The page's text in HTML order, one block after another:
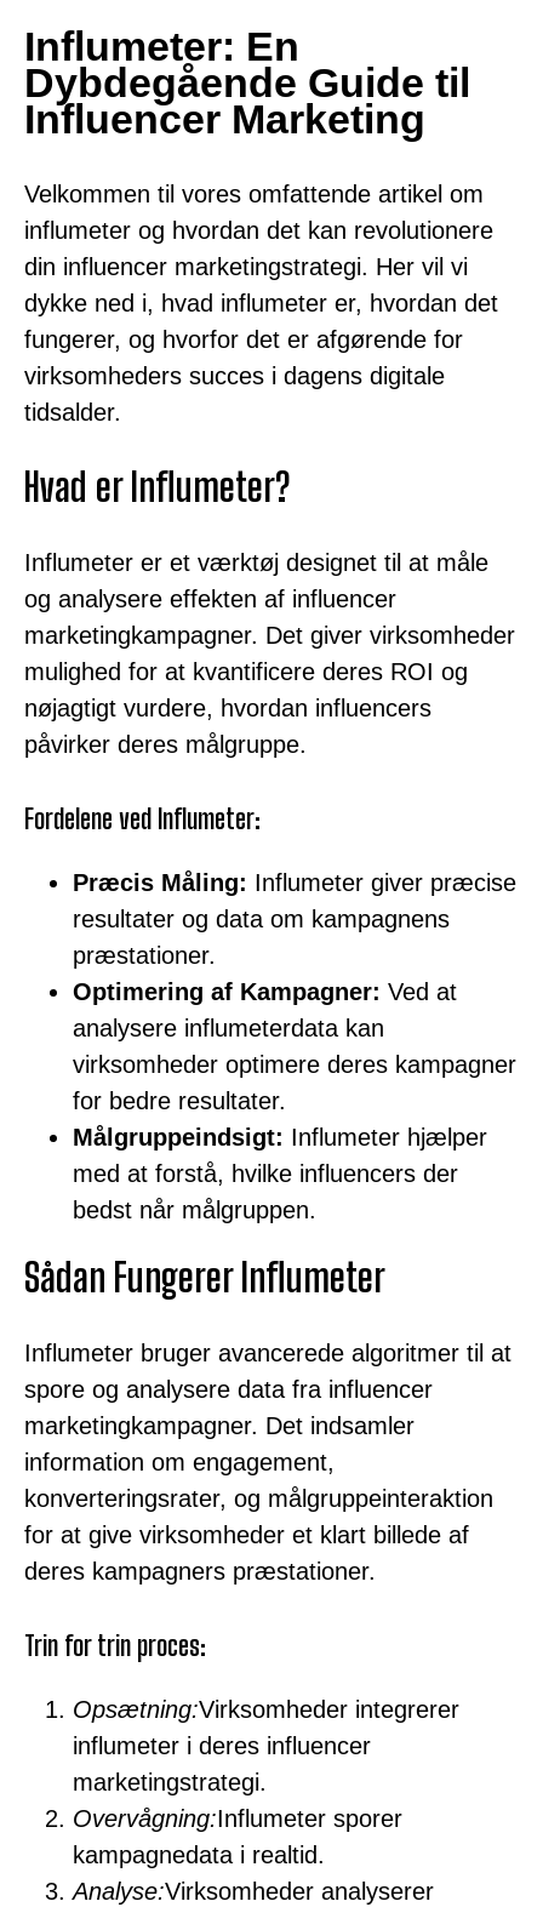
Influmeter: En
Dybdegående Guide til
Influencer Marketing
Velkommen til vores omfattende artikel om
influmeter og hvordan det kan revolutionere
din influencer marketingstrategi. Her vil vi
dykke ned i, hvad influmeter er, hvordan det
fungerer, og hvorfor det er afgørende for
virksomheders succes i dagens digitale
tidsalder.
Hvad er Influmeter?
Influmeter er et værktøj designet til at måle
og analysere effekten af influencer
marketingkampagner. Det giver virksomheder
mulighed for at kvantificere deres ROI og
nøjagtigt vurdere, hvordan influencers
påvirker deres målgruppe.
Fordelene ved Influmeter:
Præcis Måling: Influmeter giver præcise
resultater og data om kampagnens
præstationer.
Optimering af Kampagner: Ved at
analysere influmeterdata kan
virksomheder optimere deres kampagner
for bedre resultater.
Målgruppeindsigt: Influmeter hjælper
med at forstå, hvilke influencers der
bedst når målgruppen.
Sådan Fungerer Influmeter
Influmeter bruger avancerede algoritmer til at
spore og analysere data fra influencer
marketingkampagner. Det indsamler
information om engagement,
konverteringsrater, og målgruppeinteraktion
for at give virksomheder et klart billede af
deres kampagners præstationer.
Trin for trin proces:
Opsætning:Virksomheder integrerer
influmeter i deres influencer
marketingstrategi.
Overvågning:Influmeter sporer
kampagnedata i realtid.
Analyse:Virksomheder analyserer